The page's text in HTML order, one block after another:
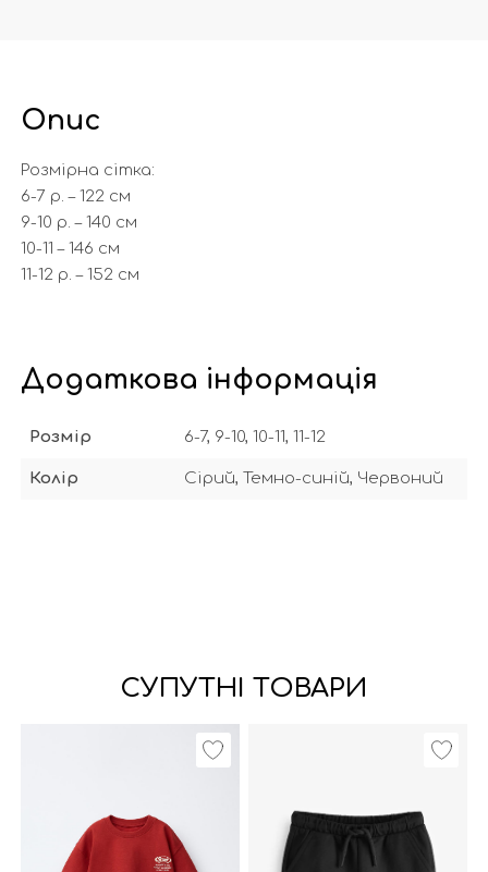
Опис
Розмірна сітка:
6-7 р. – 122 см
9-10 р. – 140 см
10-11 – 146 см
11-12 р. – 152 см
Додаткова інформація
Розмір 6-7, 9-10, 10-11, 11-12
Колір Сірий, Темно-синій, Червоний
СУПУТНІ ТОВАРИ